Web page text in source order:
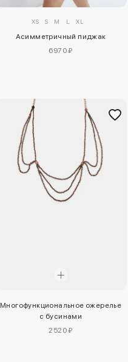
XS S M L XL
Асимметричный пиджак
6970 ₽
Многофункциональное ожерелье
с бусинами
2520 ₽